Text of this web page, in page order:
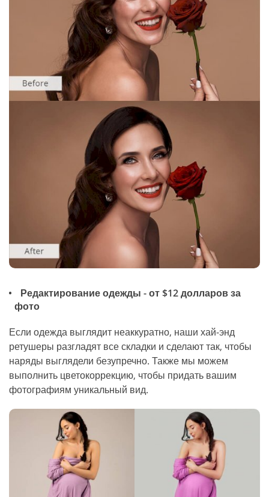
Редактирование одежды - от $12 долларов за
фото
Если одежда выглядит неаккуратно, наши хай-энд
ретушеры разгладят все складки и сделают так, чтобы
наряды выглядели безупречно. Также мы можем
выполнить цветокоррекцию, чтобы придать вашим
фотографиям уникальный вид.